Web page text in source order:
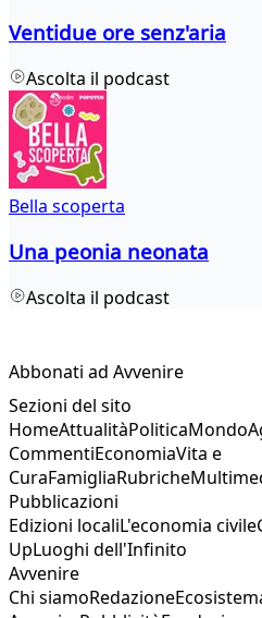
Ventidue ore senz'aria
Ascolta il podcast
Bella scoperta
Una peonia neonata
Ascolta il podcast
Abbonati ad Avvenire
Sezioni del sito
HomeAttualitàPoliticaMondo
CommentiEconomiaVita e
CuraFamigliaRubriche
Pubblicazioni
Edizioni localiL'economia civile
UpLuoghi dell'Infinito
Avvenire
Chi siamoRedazione